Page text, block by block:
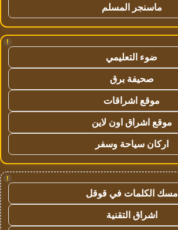
ماسنجر المسلم
!
ضوء التعليمي
صحيفة برق
موقع اشراقات
موقع اشراق اون لاين
اركان سياحة وسفر
!
مسك الكلمات في قوقل
اشراق التقنية